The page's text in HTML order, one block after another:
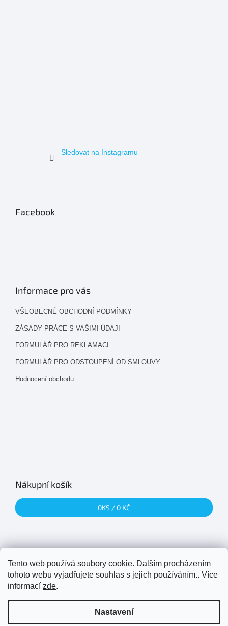
Tento web používá soubory cookie. Dalším procházením
tohoto webu vyjadřujete souhlas s jejich používáním.. Více
informací zde.
Nastavení
Sledovat na Instagramu
Facebook
Informace pro vás
VŠEOBECNÉ OBCHODNÍ PODMÍNKY
ZÁSADY PRÁCE S VAŠIMI ÚDAJI
FORMULÁŘ PRO REKLAMACI
FORMULÁŘ PRO ODSTOUPENÍ OD SMLOUVY
Hodnocení obchodu
Nákupní košík
0KS / 0 KČ
Přijímáme online platby